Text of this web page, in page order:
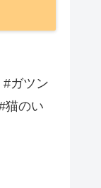
ガツン
のい